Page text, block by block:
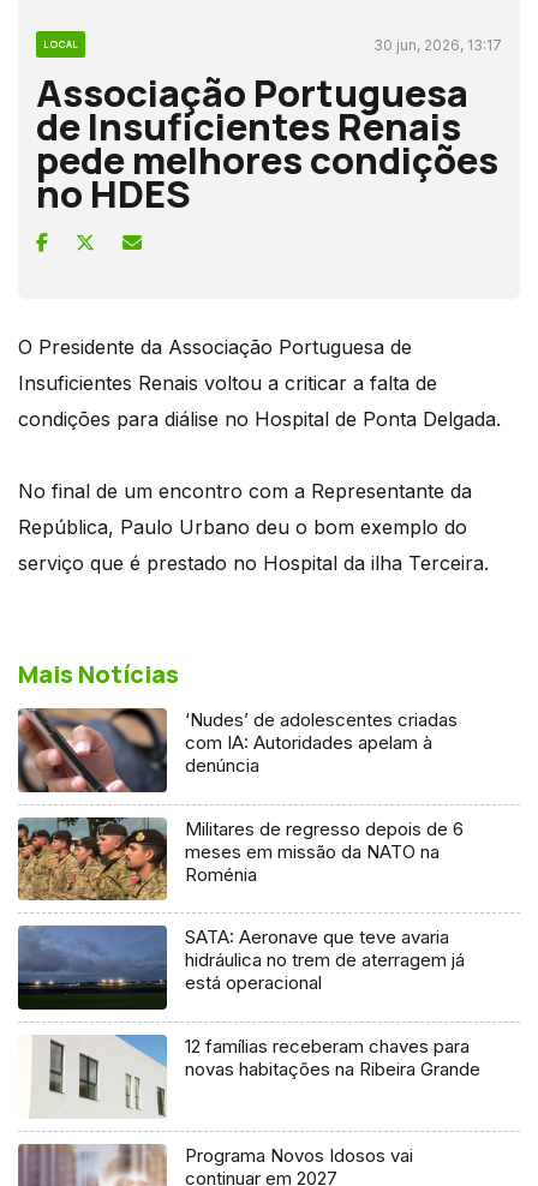
LOCAL 30 jun, 2026, 13:17
Associação Portuguesa
de Insuficientes Renais
pede melhores condições
no HDES
O Presidente da Associação Portuguesa de
Insuficientes Renais voltou a criticar a falta de
condições para diálise no Hospital de Ponta Delgada.
No final de um encontro com a Representante da
República, Paulo Urbano deu o bom exemplo do
serviço que é prestado no Hospital da ilha Terceira.
Mais Notícias
‘Nudes’ de adolescentes criadas
com IA: Autoridades apelam à
denúncia
Militares de regresso depois de 6
meses em missão da NATO na
Roménia
SATA: Aeronave que teve avaria
hidráulica no trem de aterragem já
está operacional
12 famílias receberam chaves para
novas habitações na Ribeira Grande
Programa Novos Idosos vai
continuar em 2027